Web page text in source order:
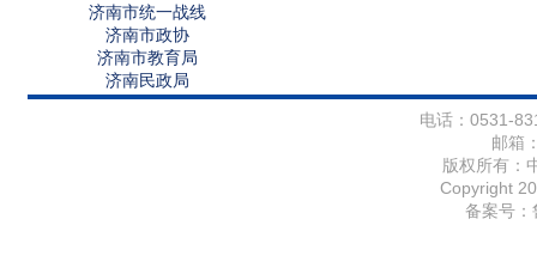
济南市统一战线
济南市政协
济南市教育局
济南民政局
电话：0531-
邮箱
版权所有：
Copyright
备案号